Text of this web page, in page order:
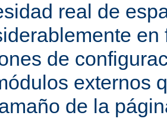
real de
en
de
externos
de la